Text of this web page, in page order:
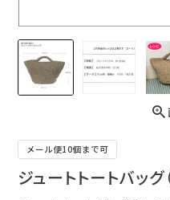
メール便10個まで可
ジュートトートバッグ